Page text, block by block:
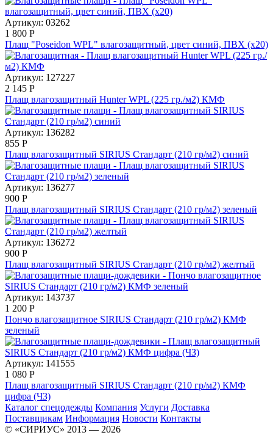
Артикул: 03262
1 800 Р
Плащ "Poseidon WPL" влагозащитный, цвет синий, ПВХ (х20)
Артикул: 127227
2 145 Р
Плащ влагозащитный Hunter WPL (225 гр./м2) КМФ
Артикул: 136282
855 Р
Плащ влагозащитный SIRIUS Стандарт (210 гр/м2) синий
Артикул: 136277
900 Р
Плащ влагозащитный SIRIUS Стандарт (210 гр/м2) зеленый
Артикул: 136272
900 Р
Плащ влагозащитный SIRIUS Стандарт (210 гр/м2) желтый
Артикул: 143737
1 200 Р
Пончо влагозащитное SIRIUS Стандарт (210 гр/м2) КМФ
зеленый
Артикул: 141555
1 080 Р
Плащ влагозащитный SIRIUS Стандарт (210 гр/м2) КМФ
цифра (ЧЗ)
Каталог спецодежды Компания Услуги Доставка
Поставщикам Информация Новости Контакты
© «СИРИУС» 2013 — 2026